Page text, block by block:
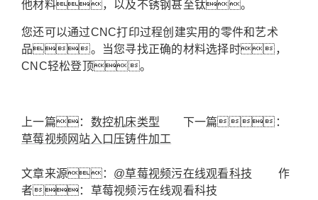
他材料，以及不锈钢甚至钛。
您还可以通过CNC打印过程创建实用的零件和艺术
品。当您寻找正确的材料选择时，
CNC轻松登顶。
上一篇： 数控机床类型 下一篇：
草莓视频网站入口压铸件加工
文章来源： @草莓视频污在线观看科技 作
者：草莓视频污在线观看科技